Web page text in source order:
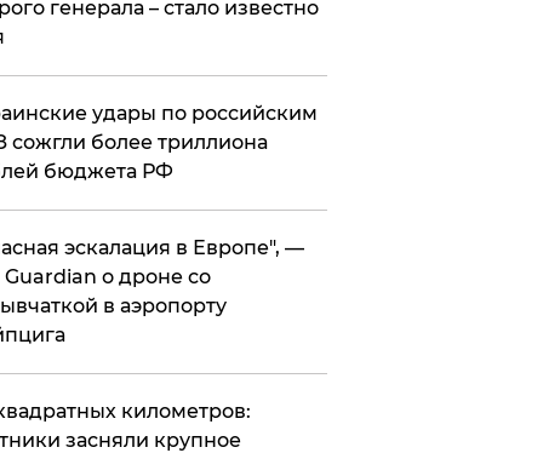
генерала – стало известно
удары по российским
сожгли более триллиона
бюджета РФ
эскалация в Европе", —
Guardian о дроне со
в аэропорту
километров:
засняли крупное